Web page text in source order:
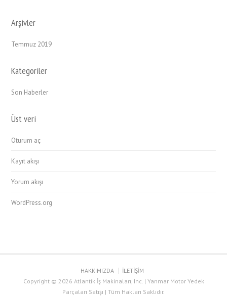
Arşivler
Temmuz 2019
Kategoriler
Son Haberler
Üst veri
Oturum aç
Kayıt akışı
Yorum akışı
WordPress.org
HAKKIMIZDA
İLETİŞİM
Copyright © 2026 Atlantik İş Makinaları, Inc. | Yanmar Motor Yedek
Parçaları Satışı | Tüm Hakları Saklıdır.